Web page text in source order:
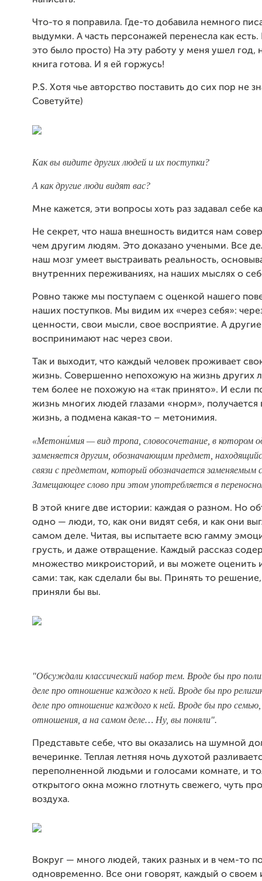
Что-то я поправила. Где-то добавила немного
выдумки. А часть персонажей перенесла как есть.
это было просто) На эту работу у меня ушел год,
книга готова. И я ей горжусь!
P.S. Хотя чье авторство поставить до сих пор не
Советуйте)
Как вы видите других людей и их поступки?
А как другие люди видят вас?
Мне кажется, эти вопросы хоть раз задавал себе
Не секрет, что наша внешность видится нам
чем другим людям. Это доказано учеными. Все
наш мозг умеет выстраивать реальность,
внутренних переживаниях, на наших мыслях о
Ровно также мы поступаем с оценкой нашего
наших поступков. Мы видим их «через себя»:
ценности, свои мысли, свое восприятие. А
воспринимают нас через свои.
Так и выходит, что каждый человек проживает
жизнь. Совершенно непохожую на жизнь других
тем более не похожую на «так принято». И если
жизнь многих людей глазами «норм», получается
жизнь, а подмена какая-то – метонимия.
«Метони́мия — вид тропа, словосочетание, в котором
заменяется другим, обозначающим предмет,
связи с предметом, который обозначается заменяемым
Замещающее слово при этом употребляется в
В этой книге две истории: каждая о разном. Но
одно — люди, то, как они видят себя, и как они
самом деле. Читая, вы испытаете всю гамму
грусть, и даже отвращение. Каждый рассказ
множество микроисторий, и вы можете оценить
сами: так, как сделали бы вы. Принять то
приняли бы вы.
"Обсуждали классический набор тем. Вроде бы про
деле про отношение каждого к ней. Вроде бы про
деле про отношение каждого к ней. Вроде бы про
отношения, а на самом деле… Ну, вы поняли".
Представьте себе, что вы оказались на шумной
вечеринке. Теплая летняя ночь духотой
переполненной людьми и голосами комнате, и
открытого окна можно глотнуть свежего, чуть
воздуха.
Вокруг — много людей, таких разных и в чем-то
одновременно. Все они говорят, каждый о своем